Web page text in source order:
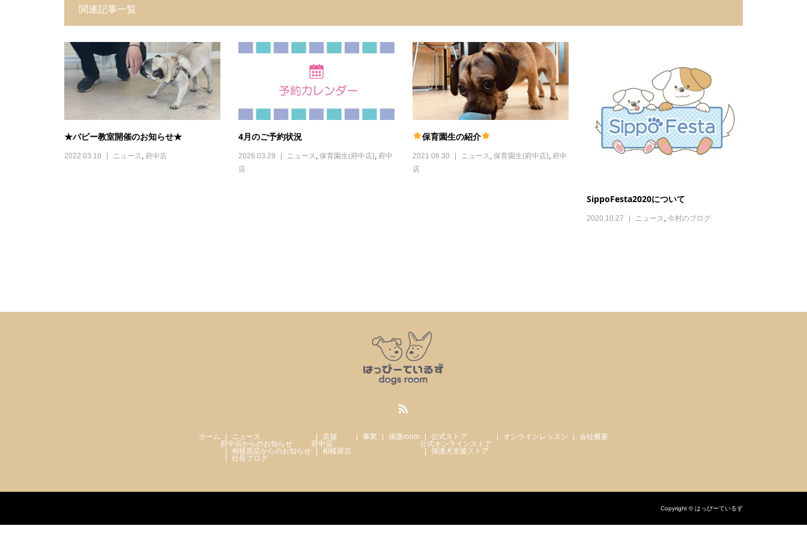
関連記事一覧
★パピー教室開催のお知らせ★
2022.03.10 ニュース, 府中店
4月のご予約状況
2026.03.29 ニュース, 保育園生(府中店), 府中
店
保育園生の紹介
2021.08.30 ニュース, 保育園生(府中店), 府中
店
SippoFesta2020について
2020.10.27 ニュース, 今村のブログ
ホーム
ニュース
府中店からのお知らせ
相模原店からのお知らせ
社長ブログ
店舗
府中店
相模原店
事業 保護room
公式ストア
公式オンラインストア
保護犬支援ストア
オンラインレッスン 会社概要
Copyright © はっぴーているず